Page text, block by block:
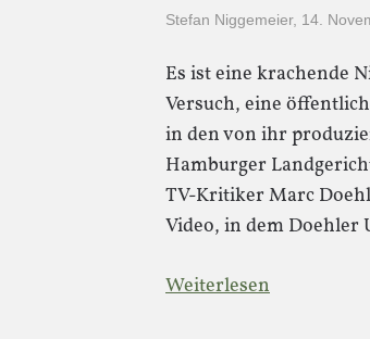
Stefan Niggemeier, 14.
Es ist eine krachende
Versuch, eine
in den von ihr
Hamburger
TV-Kritiker Marc
Video, in dem
Weiterlesen